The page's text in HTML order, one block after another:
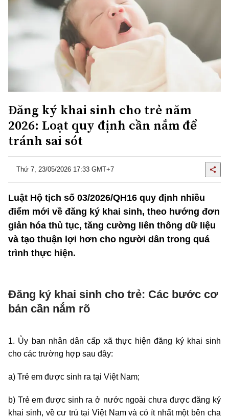
Đăng ký khai sinh cho trẻ năm
2026: Loạt quy định cần nắm để
tránh sai sót
Thứ 7, 23/05/2026 17:33 GMT+7
Luật Hộ tịch số 03/2026/QH16 quy định nhiều
điểm mới về đăng ký khai sinh, theo hướng đơn
giản hóa thủ tục, tăng cường liên thông dữ liệu
và tạo thuận lợi hơn cho người dân trong quá
trình thực hiện.
Đăng ký khai sinh cho trẻ: Các bước cơ
bản cần nắm rõ
1. Ủy ban nhân dân cấp xã thực hiện đăng ký khai sinh
cho các trường hợp sau đây:
a) Trẻ em được sinh ra tại Việt Nam;
b) Trẻ em được sinh ra ở nước ngoài chưa được đăng ký
khai sinh, về cư trú tại Việt Nam và có ít nhất một bên cha